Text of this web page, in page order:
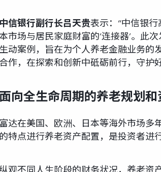
中信银行副行长吕天贵表示：“中信银
市场与居民家庭财富的‘连接器’。此
生动案例，旨在为个人养老金融业务的
合作，在探索和创新中砥砺前行，守护
面向全生命周期的养老规划和
富达在美国、欧洲、日本等海外市场多
的特点进行养老资产配置，是投资者进